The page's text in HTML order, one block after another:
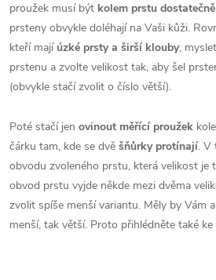
proužek musí být kolem prstu
prsteny obvykle doléhají na Vaši kůži.
kteří mají úzké prsty a širší klouby,
prstenu a zvolte velikost tak, aby šel
(obvykle stačí zvolit o číslo větší).
Poté stačí jen ovinout měřící proužek
čárku tam, kde se dvě šňůrky protínají. V
obvodu zvoleného prstu, která velikost je
obvod prstu vyjde někde mezi dvěma
zvolit spíše menší variantu. Měly by Vám
menší, tak větší. Proto přihlédněte také